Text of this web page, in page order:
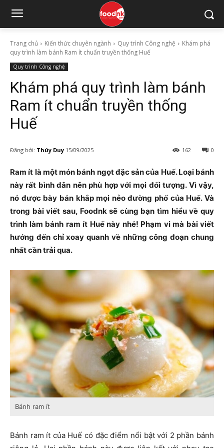
Trang chủ Kiến thức chuyên ngành Quy trình Công nghệ
Khám phá
quy trình làm bánh Ram ít chuẩn truyền thống Huế
Quy trình Công nghệ
Khám phá quy trình làm bánh
Ram ít chuẩn truyền thống
Huế
Đăng bởi: Thúy Duy 15/09/2025 0
162
Ram ít là một món bánh ngọt đặc sản của Huế. Loại bánh
này rất bình dân nên phù hợp với mọi đối tượng. Vì vậy,
nó được bày bán khắp mọi nẻo đường phố của Huế. Và
trong bài viết sau, Foodnk sẽ cùng bạn tìm hiểu về quy
trình làm bánh ram ít Huế này nhé! Phạm vi mà bài viết
hướng đến chỉ xoay quanh về những công đoạn chung
nhất cần trải qua.
Bánh ram ít
Bánh ram ít của Huế có đặc điểm nổi bật với 2 phần bánh